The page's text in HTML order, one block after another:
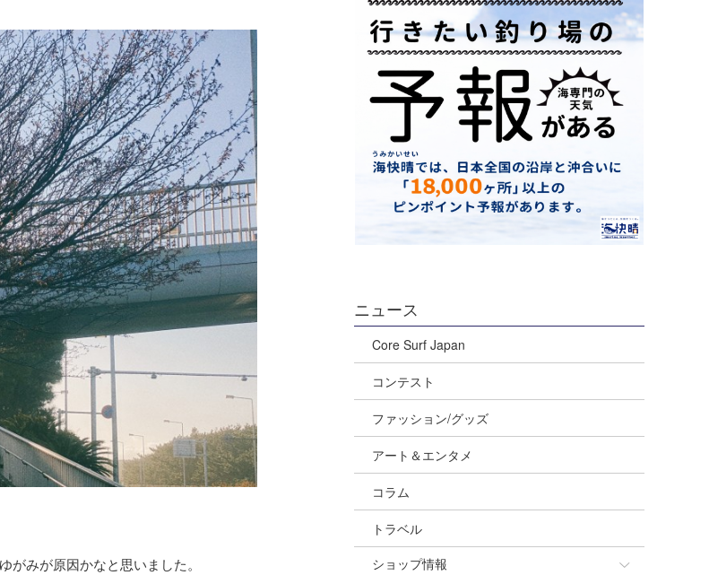
みが原因かなと思いました。
ニュース
Core Surf Japan
コンテスト
ファッション/グッズ
アート＆エンタメ
コラム
トラベル
ショップ情報